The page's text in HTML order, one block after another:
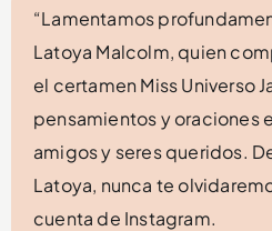
“Lamentamos
Latoya Malcolm, quien
el certamen Miss Universo
pensamientos y oraciones
amigos y seres queridos.
Latoya, nunca te
cuenta de Instagram.